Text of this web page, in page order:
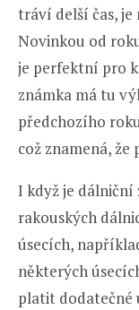
tráví delší čas,
Novinkou od
je perfektní pro
známka má tu
předchozího
což znamená,
I když je dálniční
rakouských
úsecích,
některých
platit dodatečné